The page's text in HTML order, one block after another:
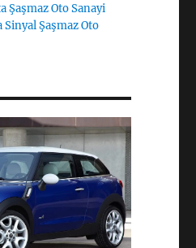
Şaşmaz Oto Sanayi
Sinyal Şaşmaz Oto